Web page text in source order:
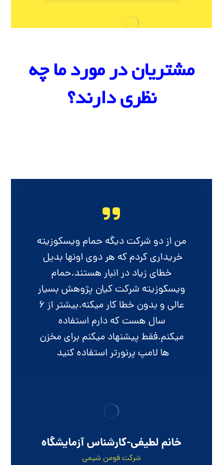
مشتریان در مورد ما چه
نظری دارند؟
من از دو شرکت دیگه حمام ویسکوزیته
خریداری کردم که هر دوی اونها بدیل
خطای زیاد در انبار هستند.حمام
ویسکوزیته شرکت کیان پژوهش بسیار
عالی و بدون خطا کار میکنه.بیشتر از ۶
سال هست که دارم استفاده
میکنم.فقط پیشنهاد میکنم برای مخزن
ها لامپ پرنورتر استفاده کنید
خانم لطیفی-کارشناس آزمایشگاه
شرکت فومن شیمی